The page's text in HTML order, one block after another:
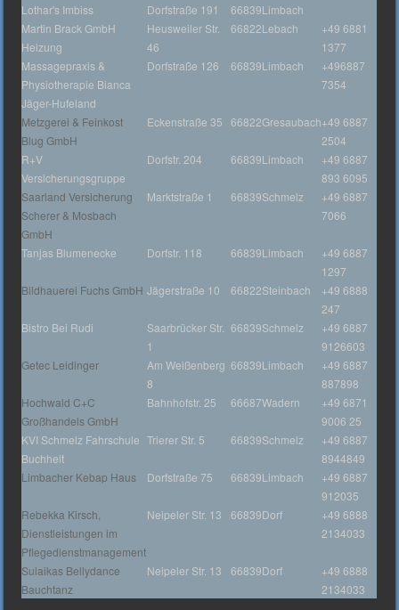
Lothar's Imbiss
Dorfstraße 191 66839Limbach
Martin Brack GmbH
Heizung
Heusweiler Str.
46
66822Lebach
+49 6881
1377
Massagepraxis &
Physiotherapie Bianca
Jäger-Hufeland
Dorfstraße 126 66839Limbach
+496887
7354
Metzgerei & Feinkost
Blug GmbH
Eckenstraße 35 66822Gresaubach+49 6887
2504
R+V
Versicherungsgruppe
Dorfstr. 204 66839Limbach
+49 6887
893 6095
Saarland Versicherung
Scherer & Mosbach
GmbH
Marktstraße 1 66839Schmelz
+49 6887
7066
Tanjas Blumenecke Dorfstr. 118 66839Limbach
+49 6887
1297
Bildhauerei Fuchs GmbH Jägerstraße 10 66822Steinbach
+49 6888
247
Bistro Bei Rudi
Saarbrücker Str.
1
66839Schmelz
+49 6887
9126603
Getec Leidinger
Am Weißenberg
8
66839Limbach
+49 6887
887898
Hochwald C+C
Großhandels GmbH
Bahnhofstr. 25 66687Wadern
+49 6871
9006 25
KVI Schmelz Fahrschule
Buchheit
Trierer Str. 5 66839Schmelz
+49 6887
8944849
Limbacher Kebap Haus
Dorfstraße 75 66839Limbach
+49 6887
912035
Rebekka Kirsch,
Dienstleistungen im
Pflegedienstmanagement
Neipeler Str. 13 66839Dorf
+49 6888
2134033
Sulaikas Bellydance
Bauchtanz
Neipeler Str. 13 66839Dorf
+49 6888
2134033